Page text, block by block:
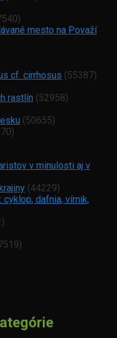
mesto na Považí
cf. cirrhosus (55387)
rastlín (52958)
(50655)
v minulosti aj v
(44229)
dafnia, vírnik,